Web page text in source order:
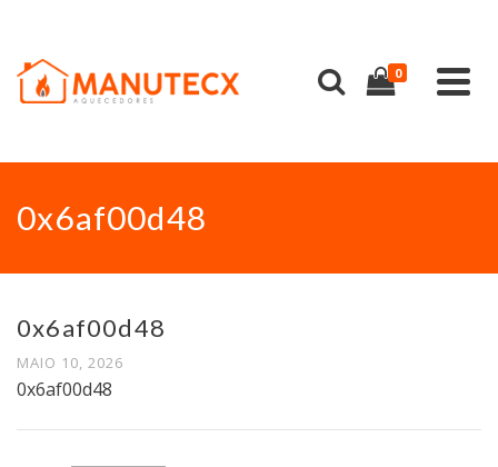
0
0x6af00d48
0x6af00d48
MAIO 10, 2026
0x6af00d48